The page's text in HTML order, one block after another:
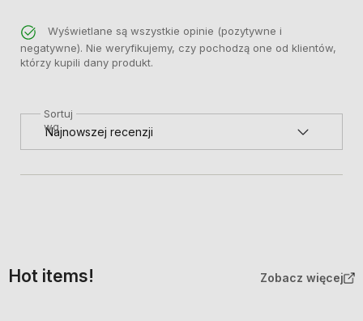
Wyświetlane są wszystkie opinie (pozytywne i
negatywne). Nie weryfikujemy, czy pochodzą one od klientów,
którzy kupili dany produkt.
Sortuj
wg
Hot items! Zobacz więcej